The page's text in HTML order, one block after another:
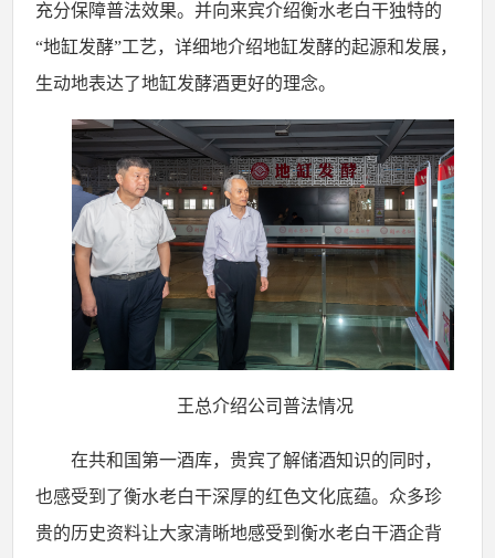
充分保障普法效果。并向来宾介绍衡水老白干独特的
“地缸发酵”工艺，详细地介绍地缸发酵的起源和发展，
生动地表达了地缸发酵酒更好的理念。
王总介绍公司普法情况
在共和国第一酒库，贵宾了解储酒知识的同时，
也感受到了衡水老白干深厚的红色文化底蕴。 众多珍
贵的历史资料让大家清晰地感受到衡水老白干酒企背